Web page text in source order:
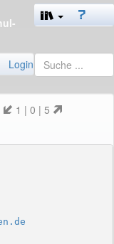
Login
1 | 0 | 5